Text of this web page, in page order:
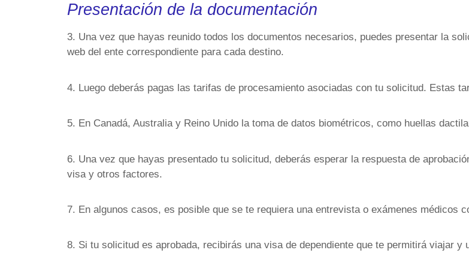
Presentación de la documentación
3. Una vez que hayas reunido todos los documentos necesarios, puedes presentar la
web del ente correspondiente para cada destino.
4. Luego deberás pagas las tarifas de procesamiento asociadas con tu solicitud. Estas
5. En Canadá, Australia y Reino Unido la toma de datos biométricos, como huellas
6. Una vez que hayas presentado tu solicitud, deberás esperar la respuesta de
visa y otros factores.
7. En algunos casos, es posible que se te requiera una entrevista o exámenes médicos
8. Si tu solicitud es aprobada, recibirás una visa de dependiente que te permitirá viajar y